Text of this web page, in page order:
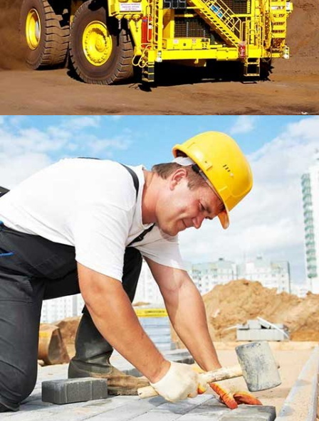
Seu nome (obrigatório)
Seu e-mail (obrigatório)
Alternative:
LONSDALE ROAD